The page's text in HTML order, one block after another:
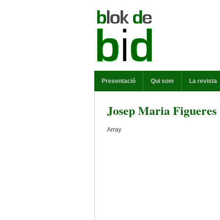
Presentació Qui som La revista
Josep Maria Figueres
Array